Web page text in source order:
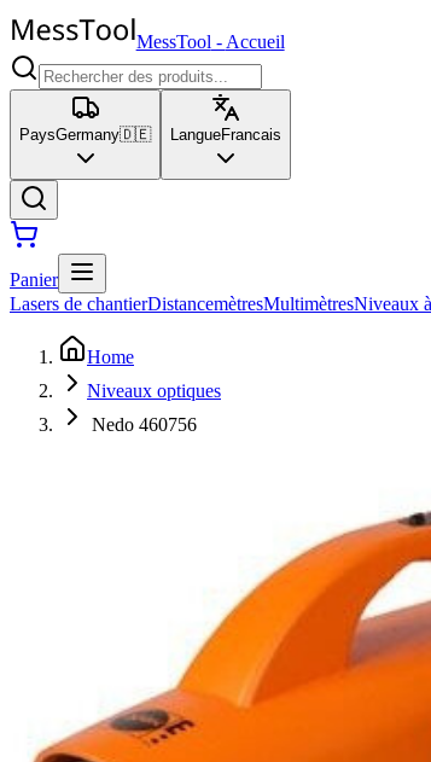
MessTool - Accueil
PaysGermany🇩🇪 LangueFrancais
Panier
Lasers de chantierDistancemètresMultimètresNiveaux
Home
Niveaux optiques
Nedo 460756